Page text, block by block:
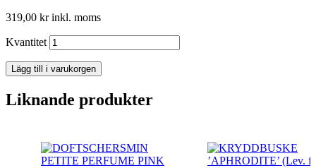
319,00 krinkl. moms
Kvantitet
Lägg till i varukorgen
Liknande produkter